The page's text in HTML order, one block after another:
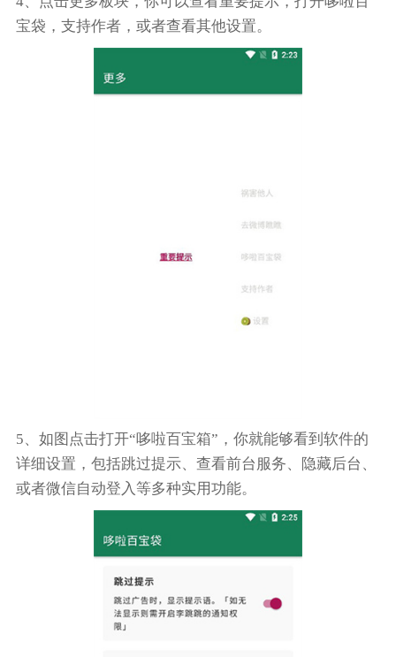
宝袋，支持作者，或者查看其他设置。
5、如图点击打开“哆啦百宝箱”，你就能够看到软件的
详细设置，包括跳过提示、查看前台服务、隐藏后台、
或者微信自动登入等多种实用功能。